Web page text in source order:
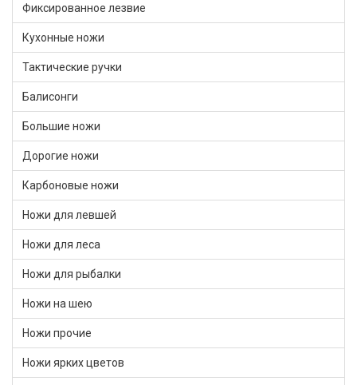
Фиксированное лезвие
Кухонные ножи
Тактические ручки
Балисонги
Большие ножи
Дорогие ножи
Карбоновые ножи
Ножи для левшей
Ножи для леса
Ножи для рыбалки
Ножи на шею
Ножи прочие
Ножи ярких цветов